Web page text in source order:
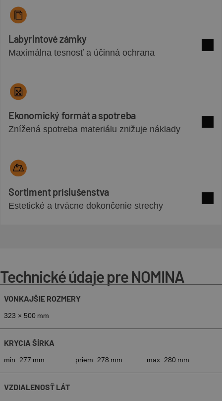
Labyrintové zámky
Maximálna tesnosť a účinná ochrana
Ekonomický formát a spotreba
Znížená spotreba materiálu znižuje náklady
Sortiment príslušenstva
Estetické a trvácne dokončenie strechy
Technické údaje pre NOMINA
VONKAJŠIE ROZMERY
323 × 500 mm
KRYCIA ŠÍRKA
min. 277 mm priem. 278 mm max. 280 mm
VZDIALENOSŤ LÁT